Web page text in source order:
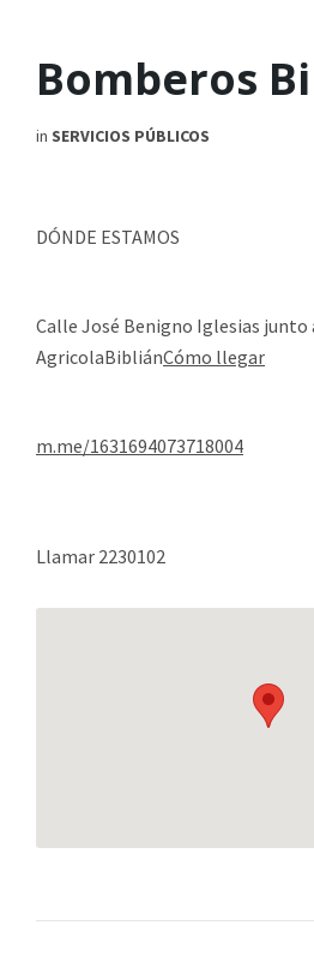
Bomberos
in SERVICIOS PÚBLICOS
DÓNDE ESTAMOS
Calle José Benigno Iglesias junto
AgricolaBibliánCómo llegar
m.me/1631694073718004
Llamar 2230102